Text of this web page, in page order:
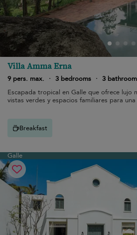
Villa Amma Erna
9 pers. max.
· 3 bedrooms · 3
Escapada tropical en Galle que ofrece lujo
vistas verdes y espacios familiares para
Breakfast
Galle